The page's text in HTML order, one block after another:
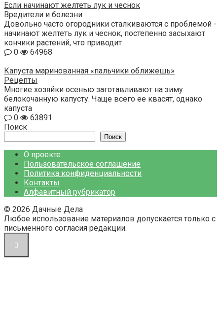
Если начинают желтеть лук и чеснок
Вредители и болезни
Довольно часто огородники сталкиваются с проблемой -
начинают желтеть лук и чеснок, постепенно засыхают
кончики растений, что приводит
0
64968
Капуста маринованная «пальчики оближешь»
Рецепты
Многие хозяйки осенью заготавливают на зиму
белокочанную капусту. Чаще всего ее квасят, однако
капуста
0
63891
Поиск
Поиск
О проекте
Пользовательское соглашение
Политика конфиденциальности
Контакты
Алфавитный рубрикатор
© 2026 Дачные Дела
Любое использование материалов допускается только с
письменного согласия редакции.